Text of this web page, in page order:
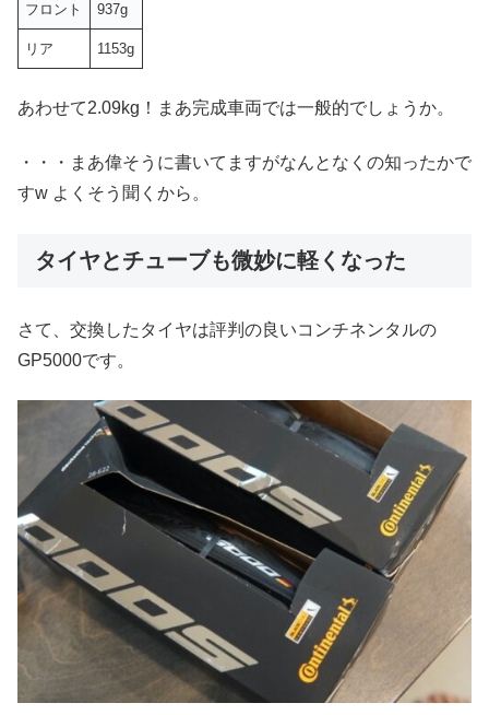
フロント 937g
リア 1153g
あわせて2.09kg！まあ完成車両では一般的でしょうか。
・・・まあ偉そうに書いてますがなんとなくの知ったかで
すw よくそう聞くから。
タイヤとチューブも微妙に軽くなった
さて、交換したタイヤは評判の良いコンチネンタルの
GP5000です。